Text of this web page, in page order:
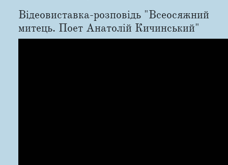
Відеовиставка-розповідь "Всеосяжний
митець. Поет Анатолій Кичинський"